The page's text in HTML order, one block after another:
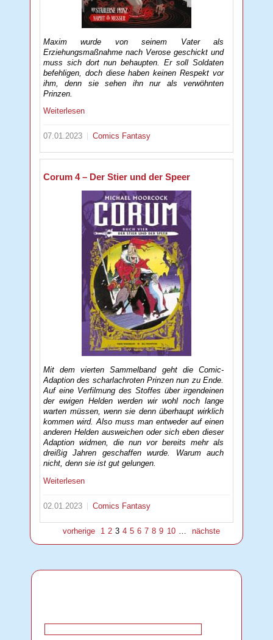
Maxim wurde von seinem Vater als
Erziehungsmaßnahme nach Verose geschickt und
muss sich dort nun behaupten. Er soll Soldaten
befehligen, doch diese haben keinen Respekt vor
ihm, denn sie sehen ihn nur als verwöhnten
Prinzen.
Weiterlesen
07.01.2023 Comics Fantasy
Corum 4 – Der Stier und der Speer
Mit dem vierten Sammelband geht die Comic-
Adaption des scharlachroten Prinzen nun zu Ende.
Auf eine Verfilmung des Stoffes über irgendeinen
der ewigen Helden werden wir wohl noch lange
warten müssen, wenn sie denn überhaupt wirklich
kommen wird. Also muss man entweder auf einen
anderen Helden ausweichen oder sich eben dieser
Adaption widmen, die nun vor bereits mehr als
dreißig Jahren geschaffen wurde. Warum auch
nicht, denn sie ist gut gelungen.
Weiterlesen
02.01.2023 Comics Fantasy
vorherige 1 2 3 4 5 6 7 8 9 10 nächste